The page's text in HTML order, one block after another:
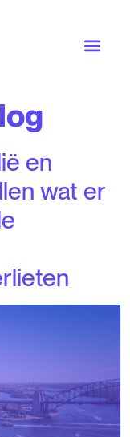
en
wat er